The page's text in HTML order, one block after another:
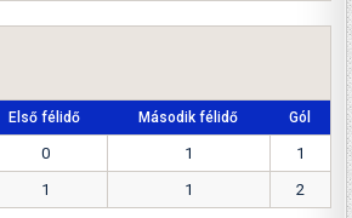
Első félidő Második félidő Gól
0 1
1
1 1 2